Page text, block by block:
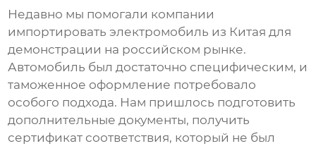
Недавно мы помогали компании
импортировать электромобиль из Китая для
демонстрации на российском рынке.
Автомобиль был достаточно специфическим, и
таможенное оформление потребовало
особого подхода. Нам пришлось подготовить
дополнительные документы, получить
сертификат соответствия, который не был